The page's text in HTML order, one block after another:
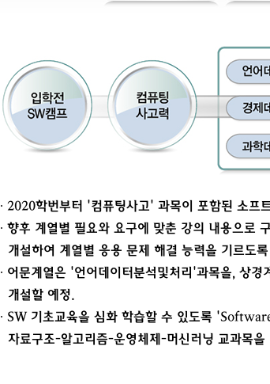
∙ 2020학번부터 '컴퓨팅사고' 과목이 포함된 소프
∙ 향후 계열별 필요와 요구에 맞춘 강의 내용으로
개설하여 계열별 응용 문제 해결 능력을 기르도
∙ 어문계열은 '언어데이터분석및처리'과목을, 상
개설할 예정.
∙ SW 기초교육을 심화 학습할 수 있도록
자료구조-알고리즘-운영체제-머신러닝 교과목